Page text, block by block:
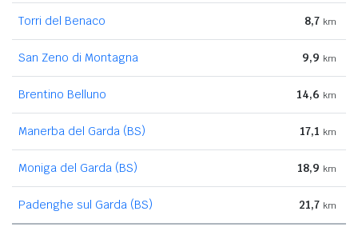
Torri del Benaco 8,7 km
San Zeno di Montagna 9,9 km
Brentino Belluno 14,6 km
Manerba del Garda (BS) 17,1 km
Moniga del Garda (BS) 18,9 km
Padenghe sul Garda (BS) 21,7 km